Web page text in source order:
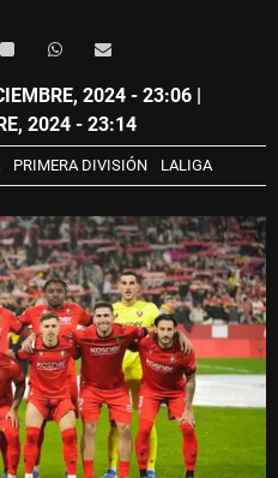
2024 - 23:06 |
2024 - 23:14
PRIMERA DIVISIÓN LALIGA